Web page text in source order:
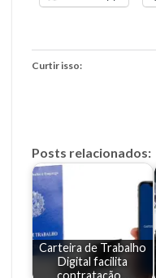
Curtir isso:
Posts relacionados:
Carteira de Trabalho
Digital facilita